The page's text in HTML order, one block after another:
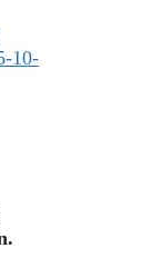
10-